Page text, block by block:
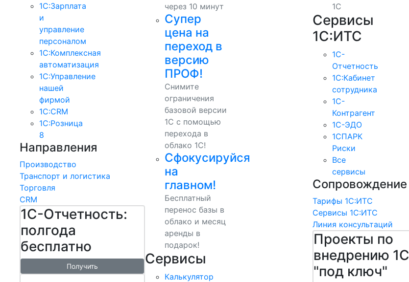
1С:Зарплата
и
управление
персоналом
1С:Комплексная
автоматизация
1С:Управление
нашей
фирмой
1С:CRM
1С:Розница
8
Направления
Производство
Транспорт и логистика
Торговля
CRM
1С-Отчетность:
полгода
бесплатно
Получить
через 10 минут
Супер
цена на
переход в
версию
ПРОФ!
Снимите
ограничения
базовой версии
1С с помощью
перехода в
облако 1С!
Сфокусируйся
на
главном!
Бесплатный
перенос базы в
облако и месяц
аренды в
подарок!
Сервисы
Калькулятор
1С
Сервисы
1С:ИТС
1С-
Отчетность
1С:Кабинет
сотрудника
1С-
Контрагент
1С-ЭДО
1СПАРК
Риски
Все
сервисы
Сопровождение
Тарифы 1С:ИТС
Сервисы 1С:ИТС
Линия консультаций
Проекты по
внедрению 1С
"под ключ"